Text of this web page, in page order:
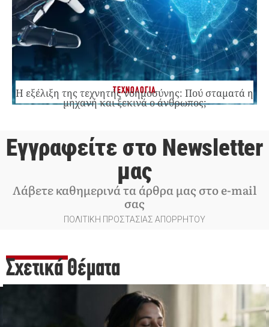
ΤΕΧΝΟΛΟΓΙΑ
Η εξέλιξη της τεχνητής νοημοσύνης: Πού σταματά η
μηχανή και ξεκινά ο άνθρωπος;
Εγγραφείτε στο Newsletter
μας
Λάβετε καθημερινά τα άρθρα μας στο e-mail
σας
ΠΟΛΙΤΙΚΗ ΠΡΟΣΤΑΣΙΑΣ ΑΠΟΡΡΗΤΟΥ
Σχετικά Θέματα